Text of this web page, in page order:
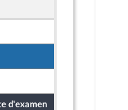
d'examen